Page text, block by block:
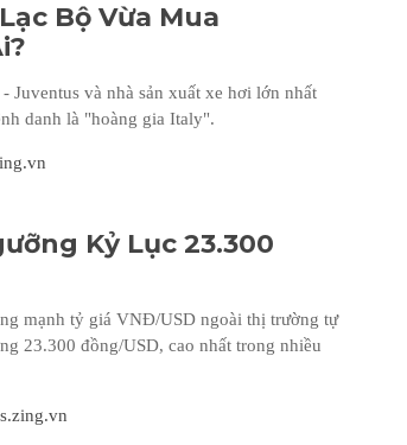
Bộ Vừa Mua
Juventus và nhà sản xuất xe hơi lớn nhất
danh là "hoàng gia Italy".
Kỷ Lục 23.300
mạnh tỷ giá VNĐ/USD ngoài thị trường tự
23.300 đồng/USD, cao nhất trong nhiều